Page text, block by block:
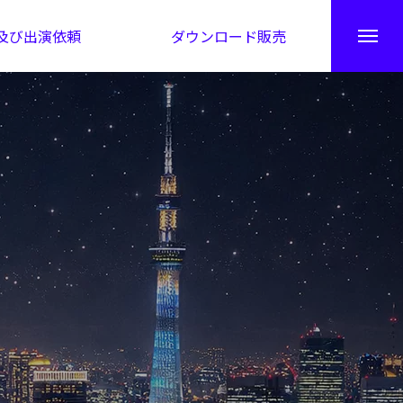
び出演依頼 ダウンロード販売
秘伝公開！吉凶カレンダー